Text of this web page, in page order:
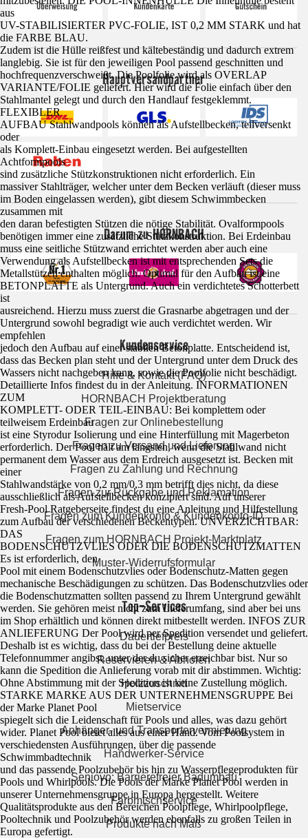
aus
UV-STABILISIERTER PVC-FOLIE, IST 0,2 MM STARK und hat
die FARBE BLAU.
Zudem ist die Hülle reißfest und kältebeständig und dadurch extrem
langlebig. Sie ist für den jeweiligen Pool passend geschnitten und
hochfrequenzverschweißt. Die Poolfolie wird als OVERLAP
VARIANTE/FOLIE geliefert. Hier wird die Folie einfach über den
Stahlmantel gelegt und durch den Handlauf festgeklemmt.
FLEXIBLER
AUFBAU Stahlwandpools können als Aufstellbecken, teilversenkt
oder
als Komplett-Einbau eingesetzt werden. Bei aufgestellten
Achtformpools
sind zusätzliche Stützkonstruktionen nicht erforderlich. Ein
massiver Stahlträger, welcher unter dem Becken verläuft (dieser muss
im Boden eingelassen werden), gibt diesem Schwimmbecken
zusammen mit
den daran befestigten Stützen die nötige Stabilität. Ovalformpools
benötigen immer eine zusätzliche Stützkonstruktion. Bei Erdeinbau
muss eine seitliche Stützwand errichtet werden aber auch eine
Verwendung als Aufstellbecken ist mit entsprechenden Sets die
Metallstützen enthalten möglich. Optimal für den Aufbau ist eine
BETONPLATTE als Untergrund. Auch ein verdichtetes Schotterbett
ist
ausreichend. Hierzu muss zuerst die Grasnarbe abgetragen und der
Untergrund sowohl begradigt wie auch verdichtet werden. Wir
empfehlen
jedoch den Aufbau auf einer stabilen Betonplatte. Entscheidend ist,
dass das Becken plan steht und der Untergrund unter dem Druck des
Wassers nicht nachgeben kann, sowie die Poolfolie nicht beschädigt.
Detaillierte Infos findest du in der Anleitung. INFORMATIONEN
ZUM
KOMPLETT- ODER TEIL-EINBAU: Bei komplettem oder
teilweisem Erdeinbau
ist eine Styrodur Isolierung und eine Hinterfüllung mit Magerbeton
erforderlich. Der Pool hält am längsten, wenn die Stahlwand nicht
permanent dem Wasser aus dem Erdreich ausgesetzt ist. Becken mit
einer
Stahlwandstärke von 0,2 mm/0,3 mm betrifft dies nicht, da diese
ausschließlich als Aufstellbecken konzipiert sind. Auf unserer
Fresh-Pool Ratgeberseite findest du eine Anleitung und Hilfestellung
zum Aufbau der verschiedenen Beckentypen. UNVERZICHTBAR:
DAS
BODENSCHUTZVLIES ODER DIE BODENSCHUTZMATTEN
Es ist erforderlich, den
Pool mit einem Bodenschutzvlies oder Bodenschutz-Matten gegen
mechanische Beschädigungen zu schützen. Das Bodenschutzvlies oder
die Bodenschutzmatten sollten passend zu Ihrem Untergrund gewählt
werden. Sie gehören meist nicht zum Lieferumfang, sind aber bei uns
im Shop erhältlich und können direkt mitbestellt werden. INFOS ZUR
ANLIEFERUNG Der Pool wird per Spedition versendet und geliefert.
Deshalb ist es wichtig, dass du bei der Bestellung deine aktuelle
Telefonnummer angibst, unter der du sicher erreichbar bist. Nur so
kann die Spedition die Anlieferung vorab mit dir abstimmen. Wichtig:
Ohne Abstimmung mit der Spedition ist keine Zustellung möglich.
STARKE MARKE AUS DER UNTERNEHMENSGRUPPE Bei
der Marke Planet Pool
spiegelt sich die Leidenschaft für Pools und alles, was dazu gehört
wider. Planet Pool bietet alles aus einer Hand. Vom Poolsystem in
verschiedensten Ausführungen, über die passende
Schwimmbadtechnik
und das passende Poolzubehör bis hin zu Wasserpflegeprodukten für
Pools und Whirlpools. Die Pools der Marke Planet Pool werden in
unserer Unternehmensgruppe in Europa hergestellt. Weitere
Qualitätsprodukte aus den Bereichen Poolpflege, Whirlpoolpflege,
Pooltechnik und Poolzubehör werden ebenfalls zu großen Teilen in
Europa gefertigt.
Hauptversandpartner
Darum zu HORNBACH
Kundenservice
Hilfe & Kontakt (FAQ)
HORNBACH Projektberatung
Fragen zur Onlinebestellung
Fragen zu Versand und Lieferung
Fragen zu Zahlung und Rechnung
Fragen zur Rückgabe und Reklamation
Fragen zum Kundenkonto & Kundenkonto-ID
Fragen zum HORNBACH Projekt-Marktplatz
Muster-Widerrufsformular
Top-Services
Dauertiefpreis
Reservieren & Abholen
Holzzuschnitt
Mietservice
Anhänger- und Transportervermietung
Handwerker-Service
Seniovo: Barrierefreier Badumbau
Farbmischservice
Produkte nach Maß